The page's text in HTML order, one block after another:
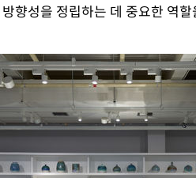
향성을 정립하는 데 중요한 역